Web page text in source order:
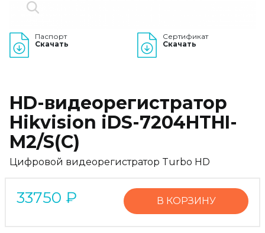
Паспорт
Скачать
Сертификат
Скачать
HD-видеорегистратор
Hikvision iDS-7204HTHI-
M2/S(C)
Цифровой видеорегистратор Turbo HD
33750 ₽ В КОРЗИНУ